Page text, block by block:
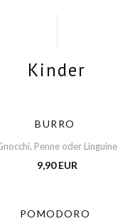
Kinder
BURRO
Penne oder Linguine
9,90 EUR
POMODORO